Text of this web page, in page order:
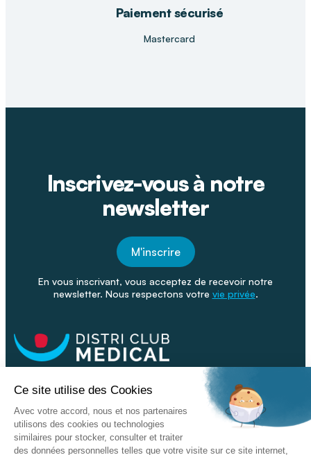
Paiement sécurisé
Mastercard
Inscrivez-vous à notre
newsletter
M'inscrire
En vous inscrivant, vous acceptez de recevoir notre
newsletter. Nous respectons votre vie privée.
Nos catalogues
Nos conseils - Blog
Devenir franchisé
Retour & SAV